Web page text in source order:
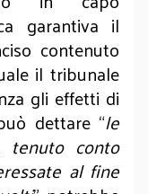
garantiva il
contenuto
il tribunale
gli effetti di
dettare “le
tenuto conto
al fine